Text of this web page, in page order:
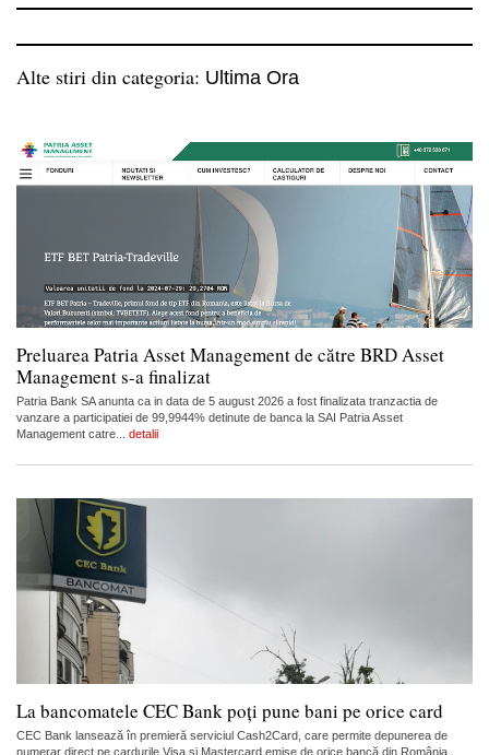
Alte stiri din categoria: Ultima Ora
Preluarea Patria Asset Management de către BRD Asset
Management s-a finalizat
Patria Bank SA anunta ca in data de 5 august 2026 a fost finalizata tranzactia de
vanzare a participatiei de 99,9944% detinute de banca la SAI Patria Asset
Management catre... detalii
La bancomatele CEC Bank poți pune bani pe orice card
CEC Bank lansează în premieră serviciul Cash2Card, care permite depunerea de
numerar direct pe cardurile Visa și Mastercard emise de orice bancă din România,